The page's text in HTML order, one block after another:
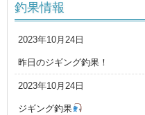
釣果情報
2023年10月24日
昨日のジギング釣果！
2023年10月24日
ジギング釣果